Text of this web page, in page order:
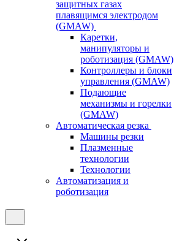
защитных газах
плавящимся электродом
(GMAW)
Каретки,
манипуляторы и
роботизация (GMAW)
Контроллеры и блоки
управления (GMAW)
Подающие
механизмы и горелки
(GMAW)
Автоматическая резка
Машины резки
Плазменные
технологии
Технологии
Автоматизация и
роботизация